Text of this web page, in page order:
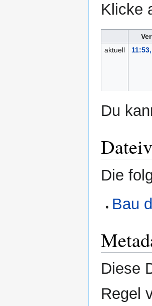
Klicke
aktuell
Du
Die
Bau
Diese
Regel